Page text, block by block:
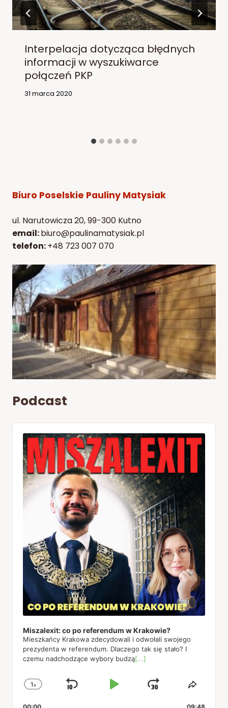
Interpelacja dotycząca błędnych
informacji w wyszukiwarce
połączeń PKP
31 marca 2020
Biuro Poselskie Pauliny Matysiak
ul. Narutowicza 20, 99-300 Kutno
email:biuro@paulinamatysiak.pl
telefon:+48 723 007 070
Podcast
Audio
Player
Miszalexit: co po referendum w Krakowie?
Mieszkańcy Krakowa zdecydowali i odwołali swojego
prezydenta w referendum. Dlaczego tak się stało? I
czemu nadchodzące wybory budzą[...]
Change
1x
Skip
Play
JumpShare